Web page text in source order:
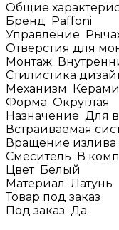
Общие
Бренд
Paffoni
Управление
Отверстия для
Монтаж
Стилистика
Механизм
Форма Округлая
Назначение Для
Встраиваемая
Вращение излива
Смеситель
В
Цвет Белый
Материал Латунь
Товар под заказ
Под заказ Да